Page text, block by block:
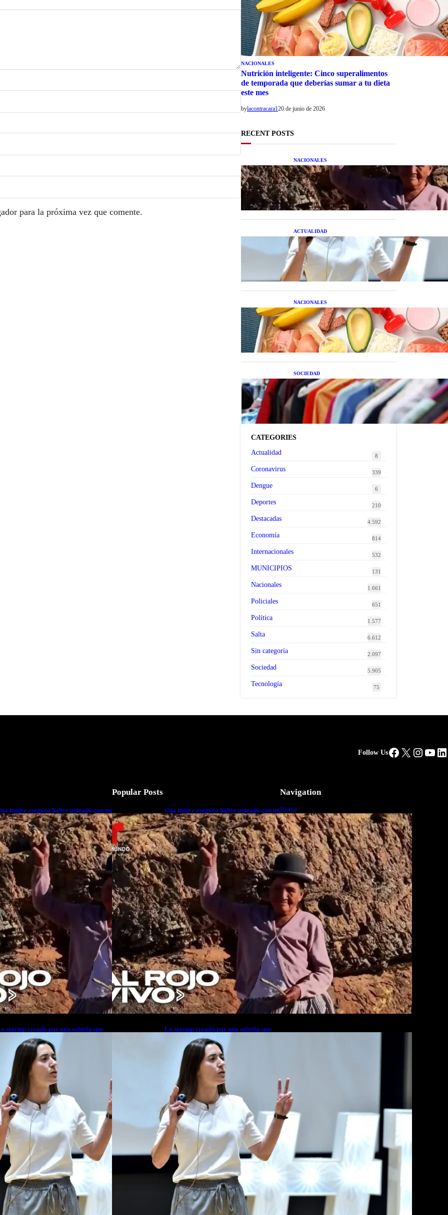
para la próxima vez que comente.
NACIONALES
Nutrición inteligente: Cinco superalimentos
de temporada que deberías sumar a tu dieta
este mes
bylacontracara120 de junio de 2026
RECENT POSTS
NACIONALES
Una mujer asegura haber
peleado con un extraterrestre
cuerpo a cuerpo
ACTUALIDAD
La startup creada por una
salteña que busca resolver el
estrés financiero en
Latinoamérica
NACIONALES
Nutrición inteligente: Cinco
superalimentos de temporada
que deberías sumar a tu dieta
este mes
SOCIEDAD
Las grandes marcas globales
se suman a la tendencia de la
ropa de segunda mano
premium
CATEGORIES
Actualidad
8
Coronavirus 339
Dengue 6
Deportes 210
Destacadas 4.592
Economía 814
Internacionales 532
MUNICIPIOS 131
Nacionales 1.661
Policiales 651
Política 1.577
Salta 6.612
Sin categoría 2.097
Sociedad 5.905
Tecnología 75
Follow UsFacebook
X
mujer asegura haber peleado con un
cuerpo a cuerpo
startup creada por una salteña que
resolver el estrés financiero en
Popular Posts
Una mujer asegura haber peleado con un
extraterrestre cuerpo a cuerpo
La startup creada por una salteña que
busca resolver el estrés financiero en
Latinoamérica
Navigation
Home
Business
Lifestyle
Magazine
Photography
Travel
Technology